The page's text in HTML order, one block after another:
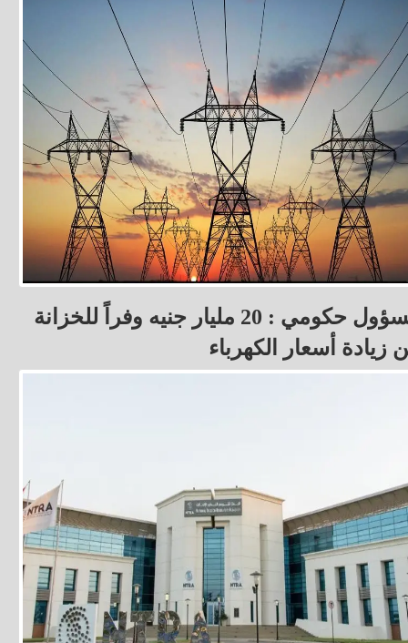
مسؤول حكومي : 20 مليار جنيه وفراً للخزانة
زيادة أسعار الكهرباء